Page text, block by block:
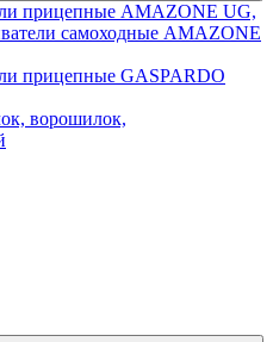
прицепные AMAZONE UG,
самоходные AMAZONE
прицепные GASPARDO
ворошилок,